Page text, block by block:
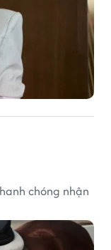
chóng nhận